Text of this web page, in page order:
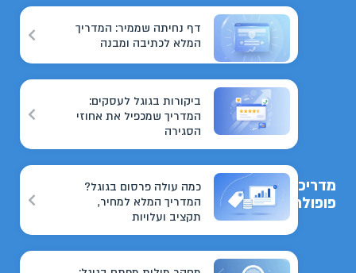
מדריכים
פופולריים
דף נחיתה שממיר: המדריך
המלא לכתיבה ומבנה
ביקורות בגוגל לעסקים:
המדריך שמכפיל את אחוזי
הסגירה
כמה עולה פרסום בגוגל?
המדריך המלא למחיר,
תקציב ועלויות